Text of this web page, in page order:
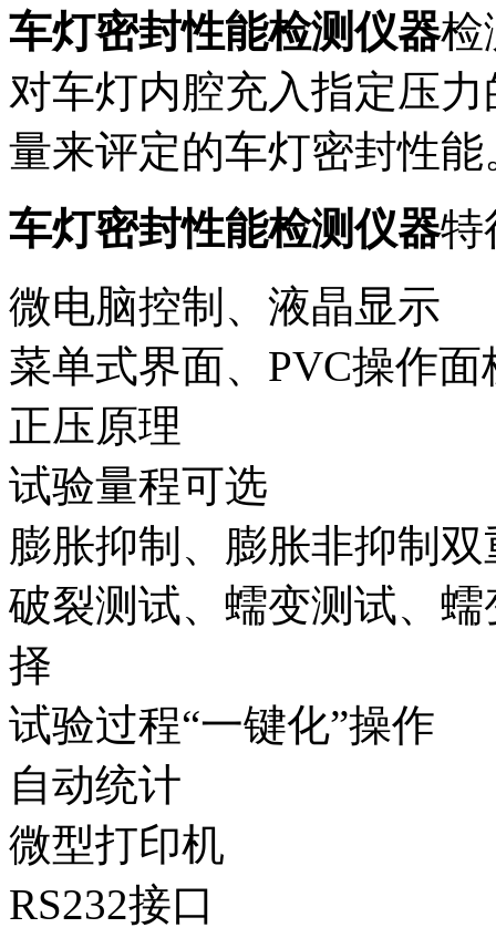
车灯密封性能检测仪器检
对车灯内腔充入指定压
量来评定的车灯密封性能
车灯密封性能检测仪器特
微电脑控制、液晶显示
菜单式界面、PVC操作面
正压原理
试验量程可选
膨胀抑制、膨胀非抑制
破裂测试、蠕变测试、
择
试验过程“一键化”操作
自动统计
微型打印机
RS232接口